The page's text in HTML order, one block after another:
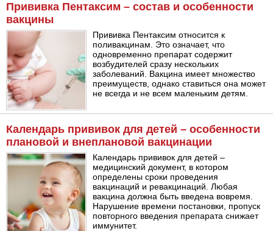
Прививка Пентаксим – состав и особенности
вакцины
Прививка Пентаксим относится к
поливакцинам. Это означает, что
одновременно препарат содержит
возбудителей сразу нескольких
заболеваний. Вакцина имеет множество
преимуществ, однако ставиться она может
не всегда и не всем маленьким детям.
Календарь прививок для детей – особенности
плановой и внеплановой вакцинации
Календарь прививок для детей –
медицинский документ, в котором
определены сроки проведения
вакцинаций и ревакцинаций. Любая
вакцина должна быть введена вовремя.
Нарушение времени постановки, пропуск
повторного введения препарата снижает
иммунитет.